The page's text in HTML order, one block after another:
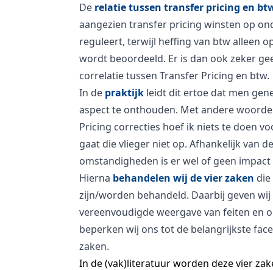
De relatie tussen transfer pricing en
aangezien transfer pricing winsten op
reguleert, terwijl heffing van btw alleen
wordt beoordeeld. Er is dan ook zeker
correlatie tussen Transfer Pricing en btw.
In de praktijk leidt dit ertoe dat men
aspect te onthouden. Met andere
Pricing correcties hoef ik niets te doen
gaat die vlieger niet op. Afhankelijk van
omstandigheden is er wel of geen
Hierna behandelen wij de vier zaken die
zijn/worden behandeld. Daarbij geven wij
vereenvoudigde weergave van feiten en
beperken wij ons tot de belangrijkste
zaken.
In de (vak)literatuur worden deze vier